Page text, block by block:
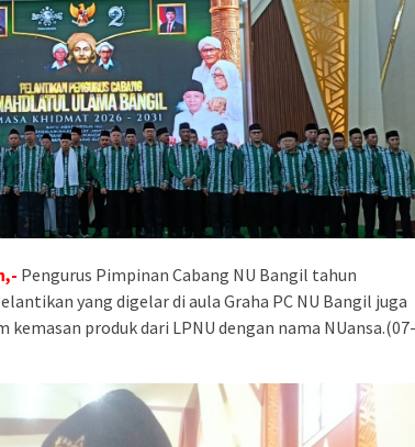
Pengurus Pimpinan Cabang NU Bangil tahun
yang digelar di aula Graha PC NU Bangil juga
produk dari LPNU dengan nama NUansa.(07-